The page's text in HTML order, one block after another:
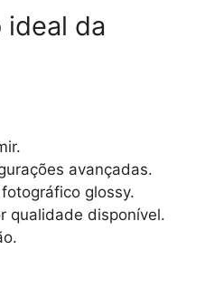
ideal da
avançadas.
glossy.
qualidade disponível.